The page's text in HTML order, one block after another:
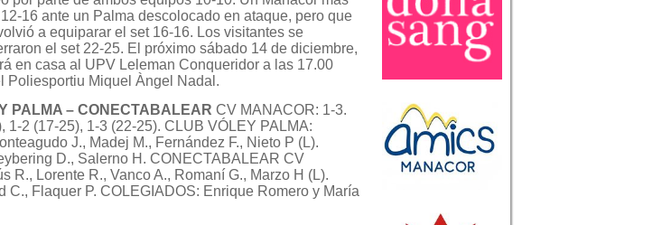
16 ante un Palma descolocado en ataque, pero que
a equiparar el set 16-16. Los visitantes se
el set 22-25. El próximo sábado 14 de diciembre,
en casa al UPV Leleman Conqueridor a las 17.00
Poliesportiu Miquel Àngel Nadal.
PALMA – CONECTABALEAR CV MANACOR: 1-3.
1-2 (17-25), 1-3 (22-25). CLUB VÓLEY PALMA:
J., Madej M., Fernández F., Nieto P (L).
D., Salerno H. CONECTABALEAR CV
R., Lorente R., Vanco A., Romaní G., Marzo H (L).
C., Flaquer P. COLEGIADOS: Enrique Romero y María